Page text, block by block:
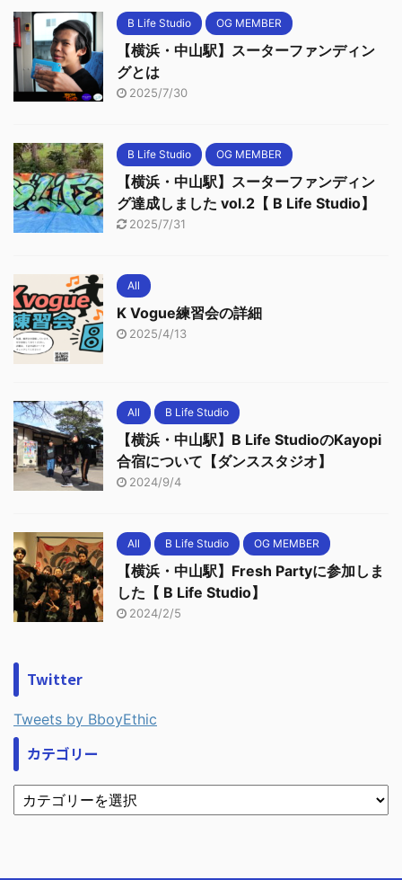
B Life Studio OG MEMBER
【横浜・中山駅】スーターファンディン
グとは
2025/7/30
B Life Studio OG MEMBER
【横浜・中山駅】スーターファンディン
グ達成しました vol.2【 B Life Studio】
2025/7/31
All
K Vogue練習会の詳細
2025/4/13
All B Life Studio
【横浜・中山駅】B Life StudioのKayopi
合宿について【ダンススタジオ】
2024/9/4
All B Life Studio OG MEMBER
【横浜・中山駅】Fresh Partyに参加しま
した【 B Life Studio】
2024/2/5
Twitter
Tweets by BboyEthic
カテゴリー